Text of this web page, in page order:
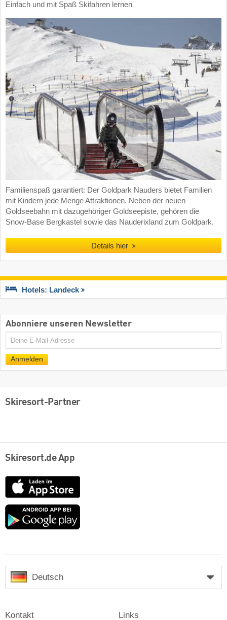
Einfach und mit Spaß Skifahren lernen
Familienspaß garantiert: Der Goldpark Nauders bietet Familien
mit Kindern jede Menge Attraktionen. Neben der neuen
Goldseebahn mit dazugehöriger Goldseepiste, gehören die
Snow-Base Bergkastel sowie das Nauderixland zum Goldpark.
Details hier
Hotels: Landeck
Abonniere unseren Newsletter
E-
Anmelden
Skiresort-Partner
Skiresort.de App
App
Store
Google
Deutsch
Kontakt Links